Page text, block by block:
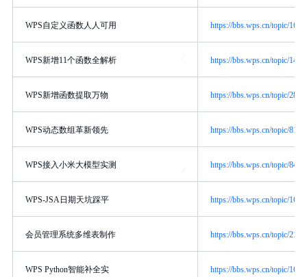
WPS自定义函数人人可用 https://bbs.wps.cn/topic/
WPS新增11个函数全解析 https://bbs.wps.cn/topic/
WPS新增函数提取万物 https://bbs.wps.cn/topic/
WPS动态数组革新领先 https://bbs.wps.cn/topic/8180
WPS接入小米大模型实测 https://bbs.wps.cn/topic/
WPS-JSA日期天坑踩平 https://bbs.wps.cn/topic/
会员管理系统多维表制作 https://bbs.wps.cn/topic/
WPS Python智能补全实 https://bbs.wps.cn/topic/